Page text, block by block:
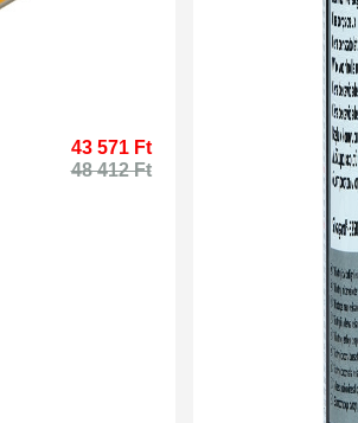
43 571 Ft
48 412 Ft